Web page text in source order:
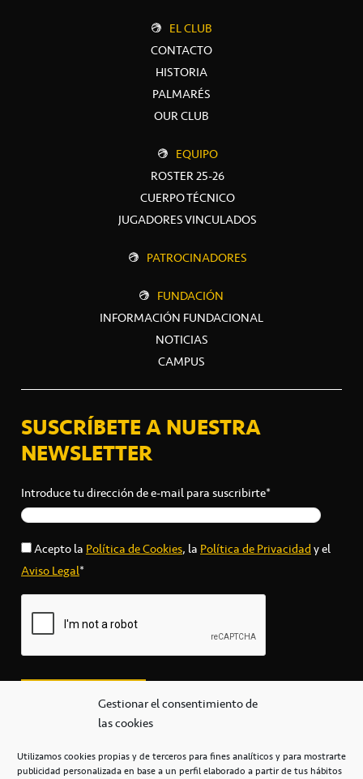
Gestionar el consentimiento de
las cookies
Utilizamos cookies propias y de terceros para fines analíticos y para mostrarte
publicidad personalizada en base a un perfil elaborado a partir de tus hábitos
EL CLUB
CONTACTO
HISTORIA
PALMARÉS
OUR CLUB
EQUIPO
ROSTER 25-26
CUERPO TÉCNICO
JUGADORES VINCULADOS
PATROCINADORES
FUNDACIÓN
INFORMACIÓN FUNDACIONAL
NOTICIAS
CAMPUS
SUSCRÍBETE A NUESTRA
NEWSLETTER
Introduce tu dirección de e-mail para suscribirte*
Acepto laPolítica de Cookies, laPolítica de Privacidady el
Aviso Legal*